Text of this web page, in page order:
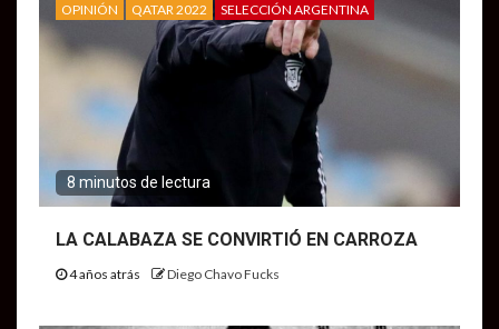
OPINIÓN
QATAR 2022 SELECCIÓN ARGENTINA
8 minutos de lectura
LA CALABAZA SE CONVIRTIÓ EN CARROZA
4 años atrás Diego Chavo Fucks